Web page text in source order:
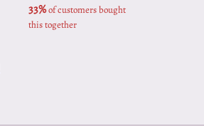
33% of customers bought
this together